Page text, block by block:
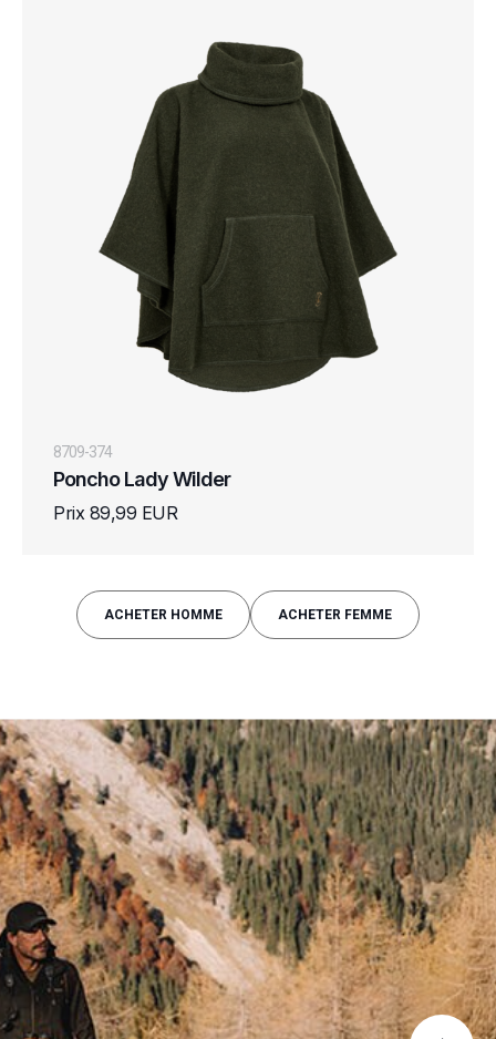
8709-374
Poncho Lady Wilder
Prix 89,99 EUR
ACHETER HOMME ACHETER FEMME